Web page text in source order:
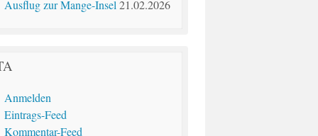
Ausflug zur Mange-Insel 21.02.2026
Anmelden
Eintrags-Feed
Kommentar-Feed